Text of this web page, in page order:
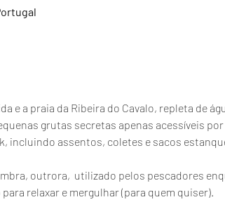
e a praia da Ribeira do Cavalo, repleta de
grutas secretas apenas acessíveis
incluindo assentos, coletes e sacos
outrora,  utilizado pelos pescadores
relaxar e mergulhar (para quem quiser).